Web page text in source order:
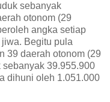
sebanyak
otonom (29
angka setiap
Begitu pula
39 daerah otonom (29
sebanyak 39.955.900
dihuni oleh 1.051.000